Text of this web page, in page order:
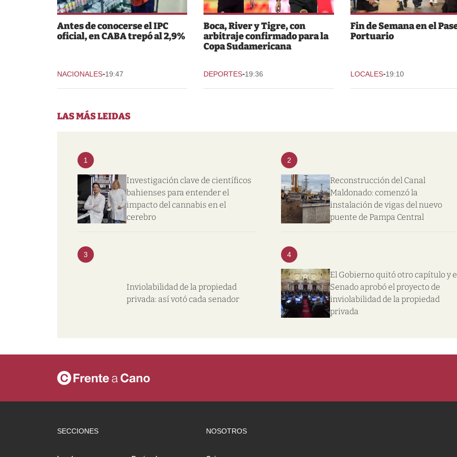
Antes de conocerse el IPC
oficial, en CABA trepó al 2,9%
NACIONALES-19:47
Boca, River y Tigre, con
arbitraje confirmado para la
Copa Sudamericana
DEPORTES-19:36
Fin de Semana en el
Portuario
LOCALES-19:10
LAS MÁS LEIDAS
1
Investigación clave de científicos
bahienses para entender el
impacto del cannabis en el
cerebro
2
Reconstrucción del Canal
Maldonado: comenzó la
instalación de vigas del nuevo
puente de Pampa Central
3
Inviolabilidad de la propiedad
privada: así votó cada senador
4
El Gobierno quitó otro capítulo y
Senado aprobó el proyecto de
inviolabilidad de la propiedad
privada
SECCIONES NOSOTROS